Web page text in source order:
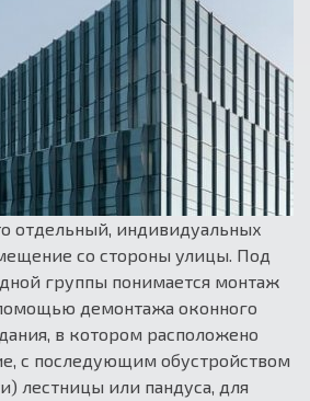
отдельный, индивидуальных
со стороны улицы. Под
группы понимается монтаж
демонтажа оконного
в котором расположено
с последующим обустройством
лестницы или пандуса, для